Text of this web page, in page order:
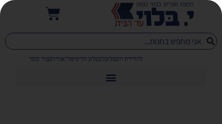
להורדת הקטלוגלקטלוג הדיגיטליאודותצור קשר